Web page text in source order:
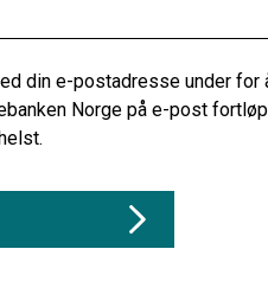
din e-postadresse under for
Norge på e-post